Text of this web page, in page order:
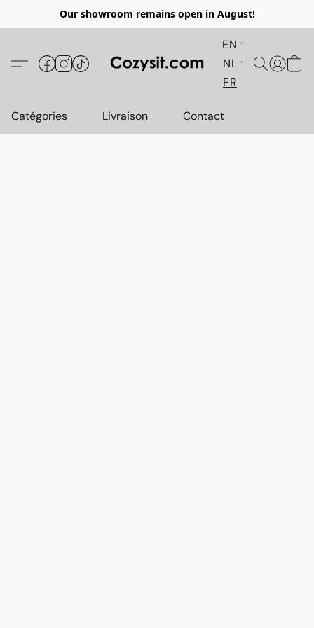
Our showroom remains open in August!
EN
NL
FR
Catégories Livraison Contact